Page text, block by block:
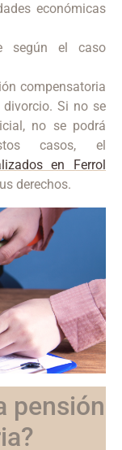
económicas
según el caso
compensatoria
Si no se
no se podrá
casos, el
en Ferrol
derechos.
pensión